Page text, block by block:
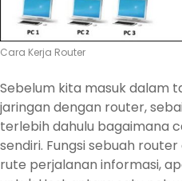
Cara Kerja Router
Sebelum kita masuk dalam
jaringan dengan router,
terlebih dahulu bagaimana
sendiri. Fungsi sebuah
rute perjalanan informasi,